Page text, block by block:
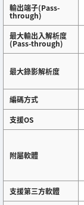
輸出端子(Pass-
through)
最大輸出入解析度
(Pass-through)
最大錄影解析度
編碼方式
支援OS
附屬軟體
支援第三方軟體